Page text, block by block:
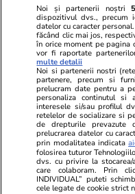
Vot masiv
programul său
Congresul
masiv în
moțiunii pe care
1.769 de voturi
opțiuni
fost anulate.
Noi și partenerii noștri
dispozitivul dvs., precum
datelor cu caracter
făcând clic mai jos,
în orice moment pe pagina
vor fi raportate
multe detalii
Noi si partenerii nostri
partenere, precum si
prelucram date pentru a
personaliza continutul si
interesele si/sau profilul
retelelor de socializare si
de drepturile
prelucrarea datelor cu
prin modalitatea indicata
folosirea tuturor
dvs. cu privire la
care colaboram. Prin
INDIVIDUAL” puteti
cele legate de cookie strict